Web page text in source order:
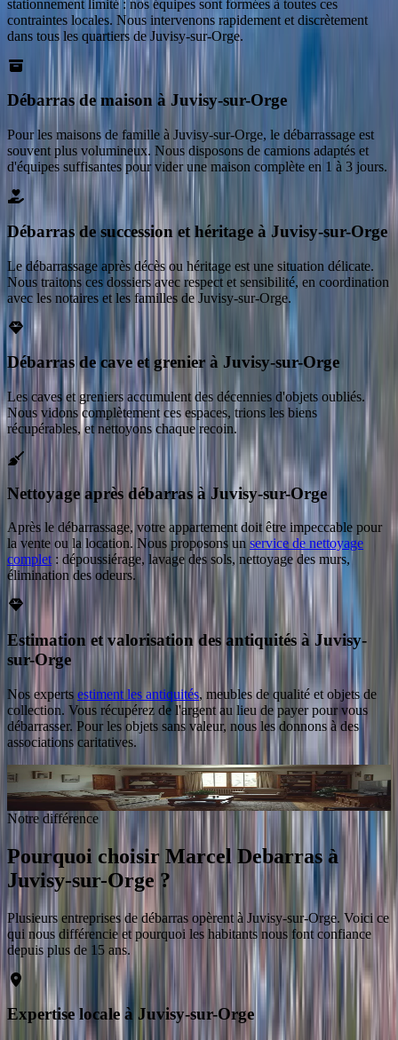
stationnement limité : nos équipes sont formées à toutes ces
contraintes locales. Nous intervenons rapidement et discrètement
dans tous les quartiers de Juvisy-sur-Orge.
Débarras de maison à Juvisy-sur-Orge
Pour les maisons de famille à Juvisy-sur-Orge, le débarrassage est
souvent plus volumineux. Nous disposons de camions adaptés et
d'équipes suffisantes pour vider une maison complète en 1 à 3 jours.
Débarras de succession et héritage à Juvisy-sur-Orge
Le débarrassage après décès ou héritage est une situation délicate.
Nous traitons ces dossiers avec respect et sensibilité, en coordination
avec les notaires et les familles de Juvisy-sur-Orge.
Débarras de cave et grenier à Juvisy-sur-Orge
Les caves et greniers accumulent des décennies d'objets oubliés.
Nous vidons complètement ces espaces, trions les biens
récupérables, et nettoyons chaque recoin.
Nettoyage après débarras à Juvisy-sur-Orge
Après le débarrassage, votre appartement doit être impeccable pour
la vente ou la location. Nous proposons unservice de nettoyage
complet : dépoussiérage, lavage des sols, nettoyage des murs,
élimination des odeurs.
Estimation et valorisation des antiquités à Juvisy-
sur-Orge
Nos experts estiment les antiquités, meubles de qualité et objets de
collection. Vous récupérez de l'argent au lieu de payer pour vous
débarrasser. Pour les objets sans valeur, nous les donnons à des
associations caritatives.
Intervention en 48 h après validation du devisà Juvisy-sur-Orge
Demander un devis gratuit
Notre différence
Pourquoi choisir Marcel Debarras à
Juvisy-sur-Orge ?
Plusieurs entreprises de débarras opèrent à Juvisy-sur-Orge. Voici ce
qui nous différencie et pourquoi les habitants nous font confiance
depuis plus de 15 ans.
Expertise locale à Juvisy-sur-Orge